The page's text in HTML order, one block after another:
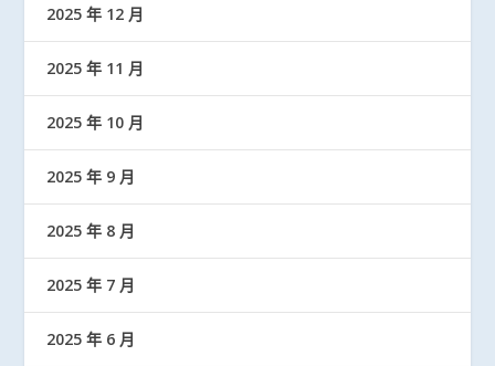
2025 年 12 月
2025 年 11 月
2025 年 10 月
2025 年 9 月
2025 年 8 月
2025 年 7 月
2025 年 6 月